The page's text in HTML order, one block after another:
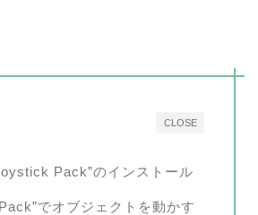
CLOSE
Pack”のインストール
でオブジェクトを動かす